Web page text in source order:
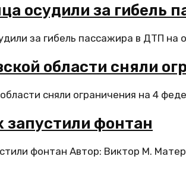
осудили за гибель
за гибель пассажира в ДТП на
области сняли
сняли ограничения на 4
запустили фонтан
фонтан Автор: Виктор М.